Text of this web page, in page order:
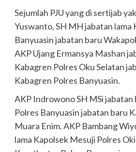
Sejumlah PJU yang di sertijab
Yuswanto, SH MH jabatan lama
Banyuasin jabatan baru
AKP Ujang Ermansya Mashan
Kabagren Polres Oku Selatan
Kabagren Polres Banyuasin.
AKP Indrowono SH MSi jabatan
Polres Banyuasin jabatan baru
Muara Enim. AKP Bambang
lama Kapolsek Mesuji Polres